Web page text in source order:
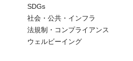
SDGs
社会・公共・インフラ
法規制・コンプライアンス
ウェルビーイング